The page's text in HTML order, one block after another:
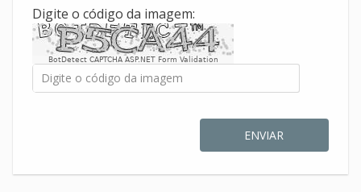
Digite o código da imagem:
BotDetect CAPTCHA ASP.NET Form Validation
ENVIAR